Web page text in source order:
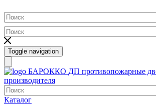
Toggle navigation
БАРОККО ДП противопожарные
производителя
Каталог